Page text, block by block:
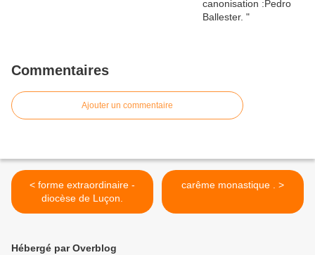
Commentaires
Ajouter un commentaire
< forme extraordinaire -
diocèse de Luçon.
carême monastique . >
Hébergé par Overblog